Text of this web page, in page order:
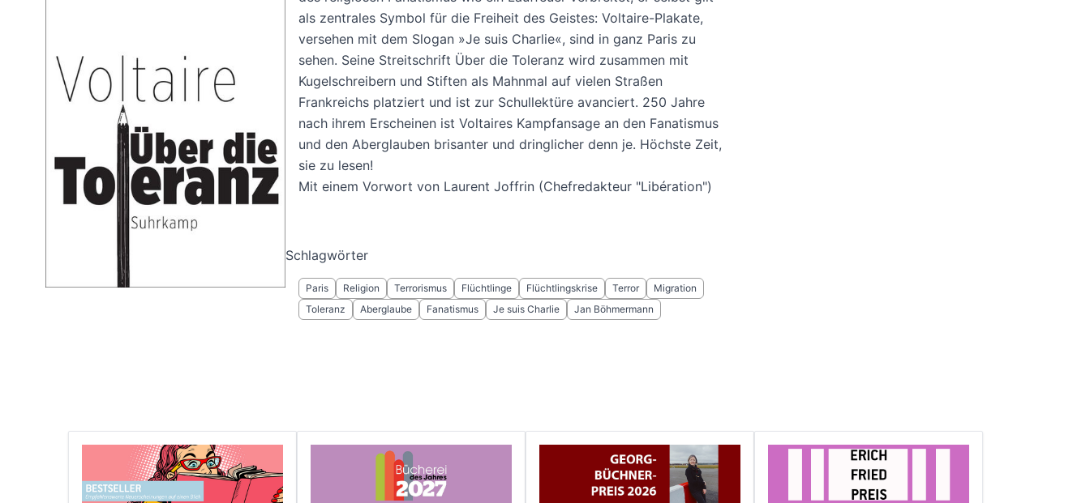
als zentrales Symbol für die Freiheit des Geistes: Voltaire-Plakate,
versehen mit dem Slogan »Je suis Charlie«, sind in ganz Paris zu
sehen. Seine Streitschrift Über die Toleranz wird zusammen mit
Kugelschreibern und Stiften als Mahnmal auf vielen Straßen
Frankreichs platziert und ist zur Schullektüre avanciert. 250 Jahre
nach ihrem Erscheinen ist Voltaires Kampfansage an den Fanatismus
und den Aberglauben brisanter und dringlicher denn je. Höchste Zeit,
sie zu lesen!
Mit einem Vorwort von Laurent Joffrin (Chefredakteur "Libération")
Schlagwörter
Paris Religion Terrorismus Flüchtlinge Flüchtlingskrise Terror
Migration
Toleranz
Aberglaube Fanatismus Je suis Charlie Jan Böhmermann